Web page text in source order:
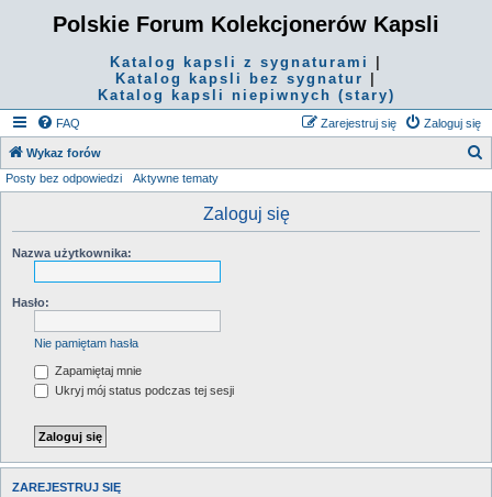
Polskie Forum Kolekcjonerów Kapsli
Katalog kapsli z sygnaturami
Katalog kapsli bez sygnatur
Katalog kapsli niepiwnych (stary)
FAQ Zaloguj się
Zarejestruj się
Wykaz forów
Posty bez odpowiedzi Aktywne tematy
Zaloguj się
Nazwa użytkownika:
Hasło:
Nie pamiętam hasła
Zapamiętaj mnie
Ukryj mój status podczas tej sesji
ZAREJESTRUJ SIĘ